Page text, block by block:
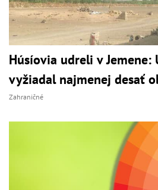
Húsíovia udreli v Jemene:
vyžiadal najmenej desať
Zahraničné